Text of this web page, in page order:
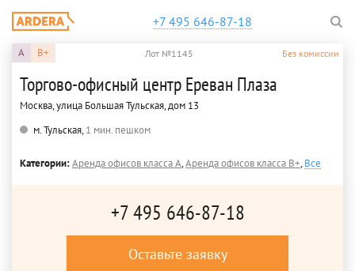
+7 495 646-87-18
A B+ Лот №1145 Без комиссии
Торгово-офисный центр Ереван Плаза
Москва, улица Большая Тульская, дом 13
м. Тульская,1 мин. пешком
Категории:Аренда офисов класса A,Аренда офисов класса B+,Все
+7 495 646-87-18
Оставьте заявку